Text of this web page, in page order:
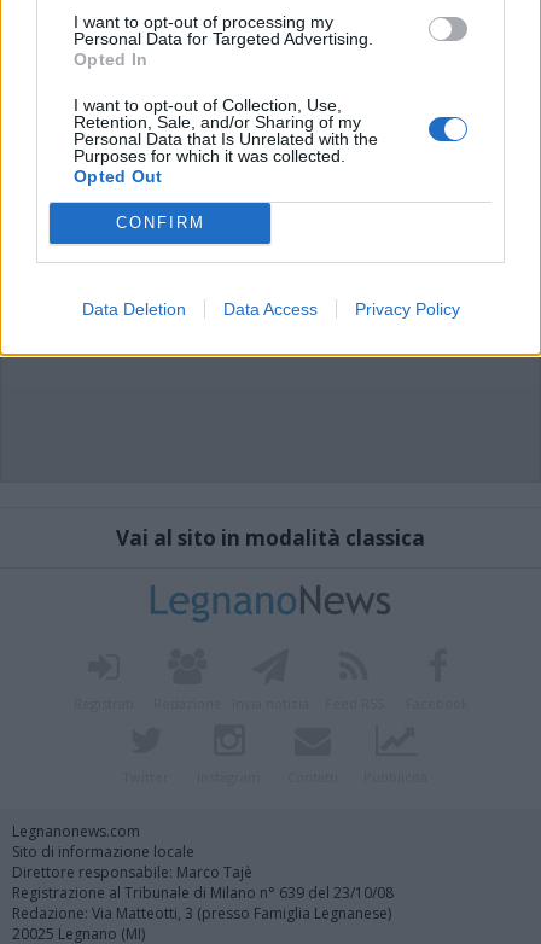
I want to opt-out of processing my
Personal Data for Targeted Advertising.
Opted In
I want to opt-out of Collection, Use,
Retention, Sale, and/or Sharing of my
Personal Data that Is Unrelated with the
Purposes for which it was collected.
Opted Out
CONFIRM
Data Deletion Data Access Privacy Policy
di VareseNews.it, che rimane autonoma e indipendente. I messaggi inclusi nei
commenti non sono testi giornalistici, ma post inviati dai singoli lettori che
possono essere automaticamente pubblicati senza filtro preventivo. I commenti
che includano uno o più link a siti esterni verranno rimossi in automatico dal
Vai al sito in modalità classica
Legnanonews.com
Sito di informazione locale
Direttore responsabile: Marco Tajè
Registrazione al Tribunale di Milano n° 639 del 23/10/08
Redazione: Via Matteotti, 3 (presso Famiglia Legnanese)
20025 Legnano (MI)